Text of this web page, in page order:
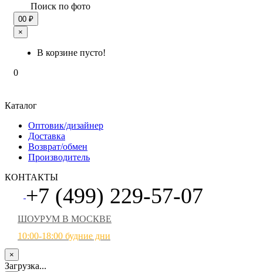
Поиск по фото
00 ₽
×
В корзине пусто!
0
Каталог
Оптовик/дизайнер
Доставка
Возврат/обмен
Производитель
КОНТАКТЫ
+7 (499) 229-57-07
ШОУРУМ В МОСКВЕ
10:00-18:00 будние дни
×
Загрузка...